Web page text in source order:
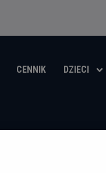
CENNIK DZIECI